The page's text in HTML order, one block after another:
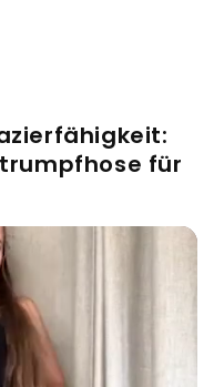
für